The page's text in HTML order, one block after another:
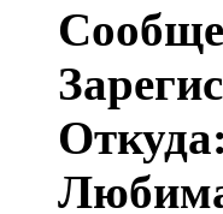
Откуда: